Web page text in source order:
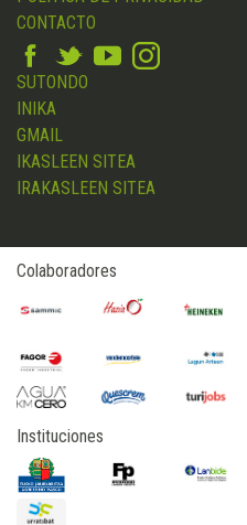
CONTACTO
SUTONDO
INIKA
GMAIL
IKASLEEN SITEA
IRAKASLEEN SITEA
Colaboradores
Instituciones